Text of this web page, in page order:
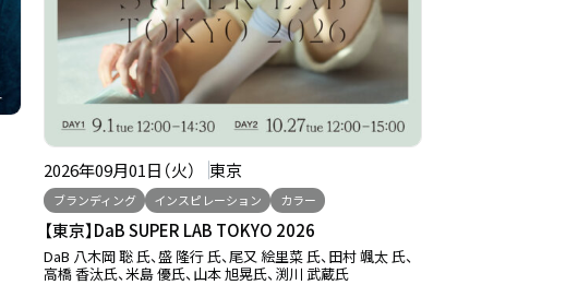
2026年09月01日（火） 東京
ブランディング インスピレーション カラー
【東京】DaB SUPER LAB TOKYO 2026
DaB 八木岡 聡 氏、盛 隆行 氏、尾又 絵里菜 氏、田村 颯太 氏、
高橋 香汰氏、米島 優氏、山本 旭晃氏、渕川 武蔵氏